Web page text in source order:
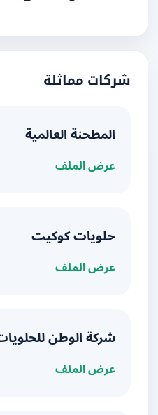
شركات مماثلة
المطحنة العالمية
عرض الملف
حلويات كوكيت
عرض الملف
شركة الوطن للحلويات
عرض الملف